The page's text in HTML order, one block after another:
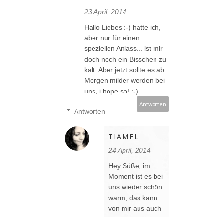
23 April, 2014
Hallo Liebes :-) hatte ich,
aber nur für einen
speziellen Anlass... ist mir
doch noch ein Bisschen zu
kalt. Aber jetzt sollte es ab
Morgen milder werden bei
uns, i hope so! :-)
Antworten
Antworten
TIAMEL
24 April, 2014
Hey Süße, im
Moment ist es bei
uns wieder schön
warm, das kann
von mir aus auch